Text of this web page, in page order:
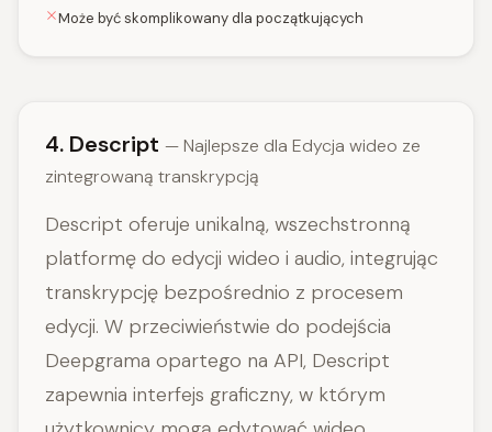
Może być skomplikowany dla początkujących
4. Descript — Najlepsze dla Edycja wideo ze
zintegrowaną transkrypcją
Descript oferuje unikalną, wszechstronną
platformę do edycji wideo i audio, integrując
transkrypcję bezpośrednio z procesem
edycji. W przeciwieństwie do podejścia
Deepgrama opartego na API, Descript
zapewnia interfejs graficzny, w którym